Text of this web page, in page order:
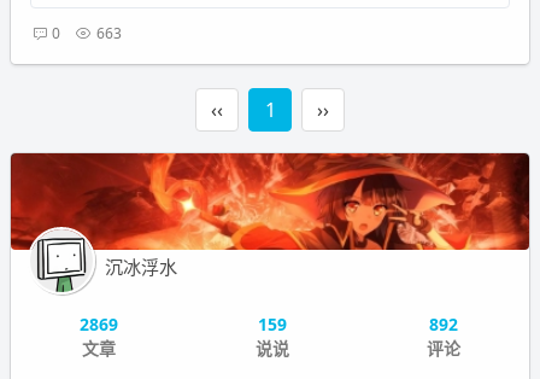
0 663
‹‹ 1 ››
沉冰浮水
2869
文章
159
说说
892
评论